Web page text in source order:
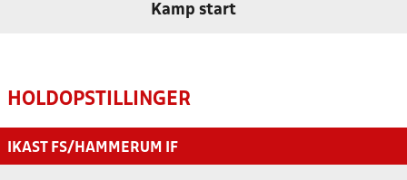
Kamp start
HOLDOPSTILLINGER
IKAST FS/HAMMERUM IF